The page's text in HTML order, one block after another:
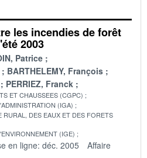
les incendies de forêt
2003
Patrice
BARTHELEMY, François
PERRIEZ, Franck
ET CHAUSSEES (CGPC)
(IGA)
DES EAUX ET DES FORETS
(IGE)
en ligne: déc. 2005
Affaire